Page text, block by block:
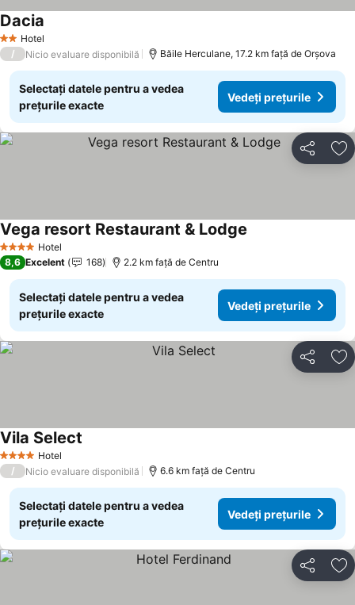
2 SteleHotel
Dacia
/ Nicio evaluare disponibilă Băile Herculane, 17.2 km faţă de Orşova
Selectați datele pentru a vedea
prețurile exacte
Vedeți prețurile
Distribuiți
4 Stele Hotel
Vega resort Restaurant & Lodge
8,6 Excelent 168 2.2 km faţă de Centru
Selectați datele pentru a vedea
prețurile exacte
Vedeți prețurile
Distribuiți
4 Stele Hotel
Vila Select
/ Nicio evaluare disponibilă 6.6 km faţă de Centru
Selectați datele pentru a vedea
prețurile exacte
Vedeți prețurile
Distribuiți